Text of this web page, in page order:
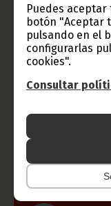
Puedes
botón "Aceptar
pulsando en el
configurarlas
cookies".
Consultar
Gobierno y otras
de la Cámara de los
Seriche Dougan.
Texto y fotos:
Oficina de
Base Internet).